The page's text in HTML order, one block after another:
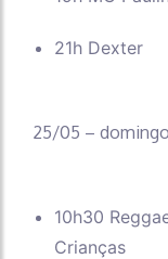
21h Dexter
25/05 – domingo
10h30
Crianças